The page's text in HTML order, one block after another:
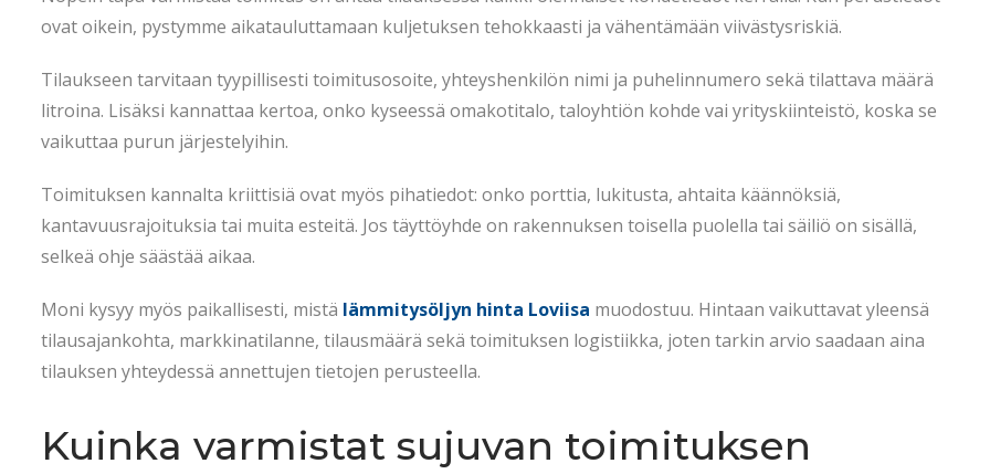
ovat oikein, pystymme aikatauluttamaan kuljetuksen tehokkaasti ja vähentämään viivästysriskiä.
Tilaukseen tarvitaan tyypillisesti toimitusosoite, yhteyshenkilön nimi ja puhelinnumero sekä tilattava määrä
litroina. Lisäksi kannattaa kertoa, onko kyseessä omakotitalo, taloyhtiön kohde vai yrityskiinteistö, koska se
vaikuttaa purun järjestelyihin.
Toimituksen kannalta kriittisiä ovat myös pihatiedot: onko porttia, lukitusta, ahtaita käännöksiä,
kantavuusrajoituksia tai muita esteitä. Jos täyttöyhde on rakennuksen toisella puolella tai säiliö on sisällä,
selkeä ohje säästää aikaa.
Moni kysyy myös paikallisesti, mistä lämmitysöljyn hinta Loviisa muodostuu. Hintaan vaikuttavat yleensä
tilausajankohta, markkinatilanne, tilausmäärä sekä toimituksen logistiikka, joten tarkin arvio saadaan aina
tilauksen yhteydessä annettujen tietojen perusteella.
Kuinka varmistat sujuvan toimituksen